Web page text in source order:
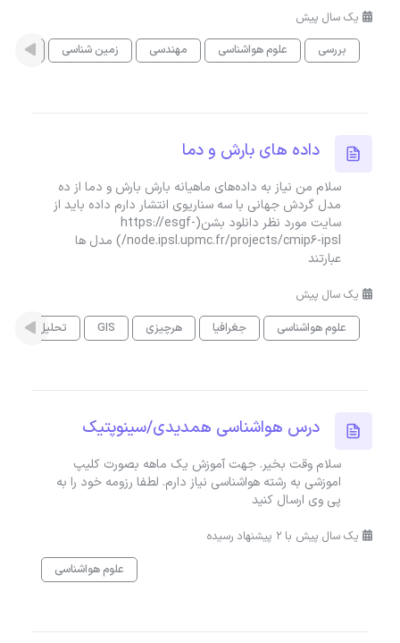
یک سال پیش
بررسی
علوم هواشناسی مهندسی زمین شناسی آمار
داده های بارش و دما
سلام من نیاز به داده‌های ماهیانه بارش بارش و دما از ده
مدل گردش جهانی با سه سناریوی انتشار دارم داده باید از
سایت مورد نظر دانلود بشن(https://esgf-
node.ipsl.upmc.fr/projects/cmip6-ipsl/) مدل ها
عبارتند
یک سال پیش
علوم هواشناسی
جغرافیا هرچیزی GIS تحلیل داده
درس هواشناسی همدیدی/سینوپتیک
سلام وقت بخیر. جهت آموزش یک ماهه بصورت کلیپ
اموزشی به رشته هواشناسی نیاز دارم. لطفا رزومه خود را به
پی وی ارسال کنید
یک سال پیش با 2 پیشنهاد رسیده
علوم هواشناسی